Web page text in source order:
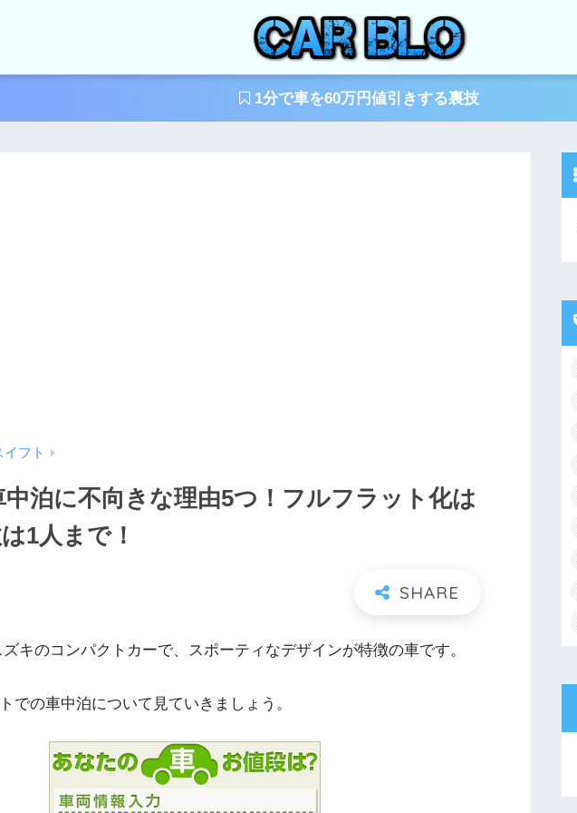
1分で車を60万円値引きする裏技
イフト
泊に不向きな理由5つ！フルフラット化は
1人まで！
キのコンパクトカーで、スポーティなデザインが特徴の車です。
での車中泊について見ていきましょう。